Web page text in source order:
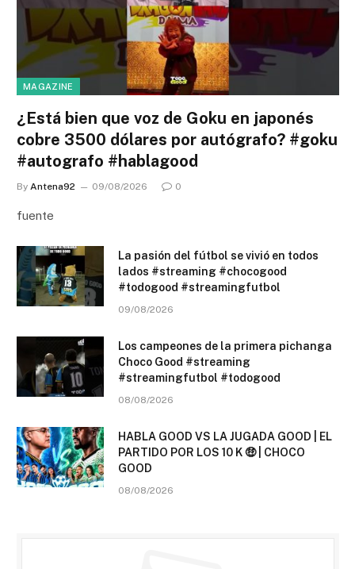
MAGAZINE
¿Está bien que voz de Goku en japonés
cobre 3500 dólares por autógrafo? #goku
#autografo #hablagood
By Antena92 09/08/2026 0
fuente
La pasión del fútbol se vivió en todos
lados #streaming #chocogood
#todogood #streamingfutbol
09/08/2026
Los campeones de la primera pichanga
Choco Good #streaming
#streamingfutbol #todogood
08/08/2026
HABLA GOOD VS LA JUGADA GOOD | EL
PARTIDO POR LOS 10 K 🤑 | CHOCO
GOOD
08/08/2026